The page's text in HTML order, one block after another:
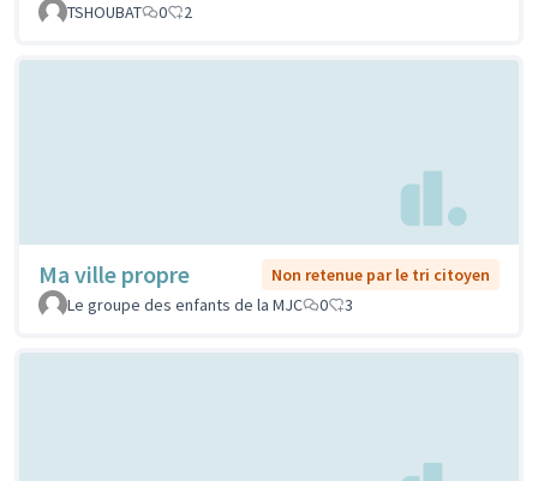
TSHOUBAT 0 2
Ma ville propre
Non retenue par le tri citoyen
Le groupe des enfants de la MJC
0 3